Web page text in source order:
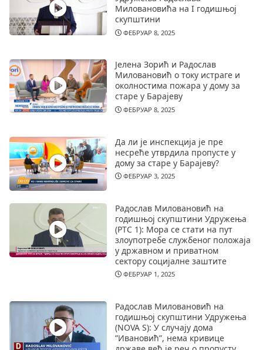
Миловановића на I годишњој
скупштини
ФЕБРУАР 8, 2025
Јелена Зорић и Радослав
Миловановић о току истраге и
околностима пожара у дому за
старе у Барајеву
ФЕБРУАР 8, 2025
Да ли је инспекција је пре
несреће утврдила пропусте у
дому за старе у Барајеву?
ФЕБРУАР 3, 2025
Радослав Миловановић на
годишњој скупштини Удружења
(РТС 1): Мора се стати на пут
злоупотребе службеног положаја
у државном и приватном
сектору социјалне заштите
ФЕБРУАР 1, 2025
Радослав Миловановић на
годишњој скупштини Удружења
(NOVA S): У случају дома
”Ивановић”, нема кривице